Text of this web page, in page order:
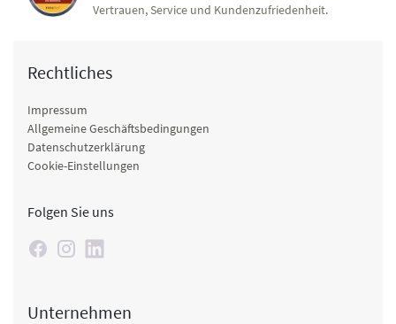
Vertrauen, Service und Kundenzufriedenheit.
Rechtliches
Impressum
Allgemeine Geschäftsbedingungen
Datenschutzerklärung
Cookie-Einstellungen
Folgen Sie uns
Unternehmen